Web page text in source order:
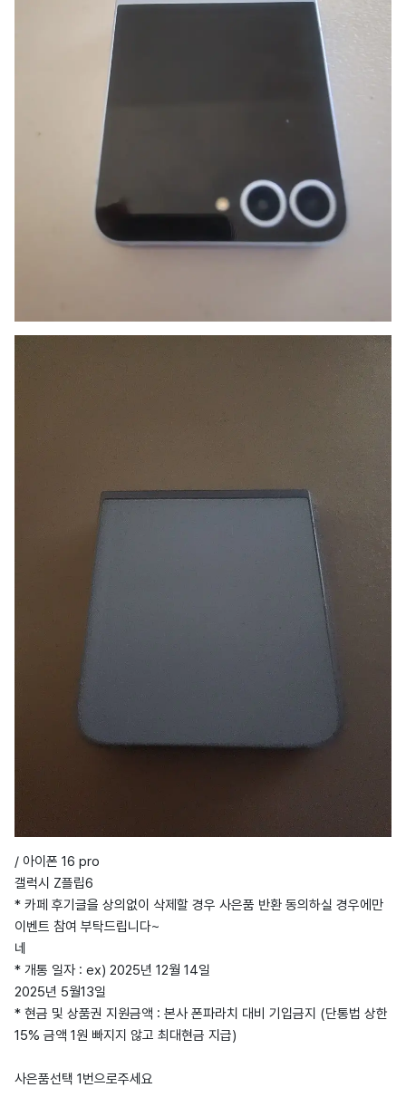
/ 아이폰 16 pro
갤럭시 Z플립6
* 카페 후기글을 상의없이 삭제할 경우 사은품 반환 동의하실 경우에만
이벤트 참여 부탁드립니다~
네
* 개통 일자 : ex) 2025년 12월 14일
2025년 5월13일
* 현금 및 상품권 지원금액 : 본사 폰파라치 대비 기입금지 (단통법 상한
15% 금액 1원 빠지지 않고 최대현금 지급)
사은품선택 1번으로주세요